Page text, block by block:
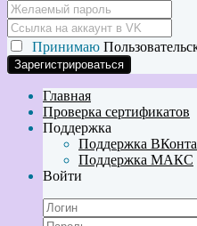
Принимаю
Главная
Проверка сертификатов
Поддержка
Поддержка
Поддержка МАКС
Войти